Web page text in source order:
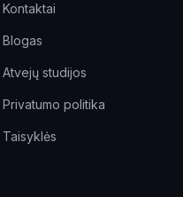
Kontaktai
Blogas
Atvejų studijos
Privatumo politika
Taisyklės